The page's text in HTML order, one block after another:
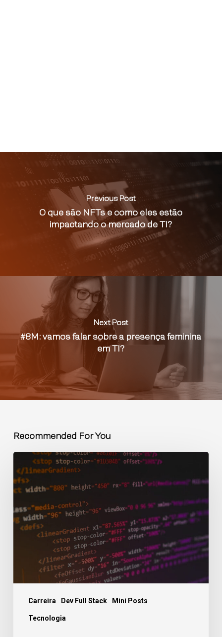
Previous Post
O que são NFTs e como eles estão
impactando o mercado de TI?
Next Post
#8M: vamos falar sobre a presença feminina
em TI?
Recommended For You
Carreira Dev Full Stack Mini Posts
Tecnologia